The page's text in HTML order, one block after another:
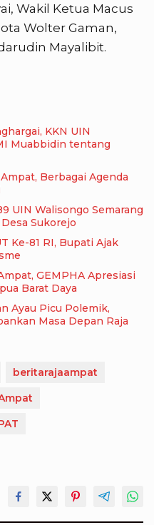
Wakil Ketua Macus
Wolter Gaman,
Mayalibit.
KKN UIN
Muabbidin tentang
Berbagai Agenda
UIN Walisongo Semarang
Sukorejo
Ke-81 RI, Bupati Ajak
GEMPHA Apresiasi
Barat Daya
Ayau Picu Polemik,
Masa Depan Raja
beritarajaampat